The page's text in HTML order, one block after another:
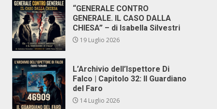
“GENERALE CONTRO
GENERALE. IL CASO DALLA
CHIESA” – di Isabella Silvestri
19 Luglio 2026
L’Archivio dell’Ispettore Di
Falco | Capitolo 32: Il Guardiano
del Faro
14 Luglio 2026